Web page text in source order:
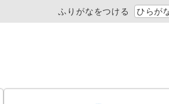
ふりがなをつける ひらが